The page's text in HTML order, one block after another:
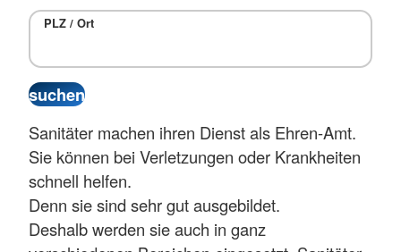
PLZ / Ort
Sanitäter machen ihren Dienst als Ehren-Amt.
Sie können bei Verletzungen oder Krankheiten
schnell helfen.
Denn sie sind sehr gut ausgebildet.
Deshalb werden sie auch in ganz